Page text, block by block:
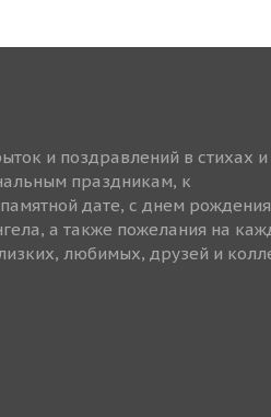
и поздравлений в стихах и
праздникам, к
дате, с днем
а также пожелания на
любимых, друзей и